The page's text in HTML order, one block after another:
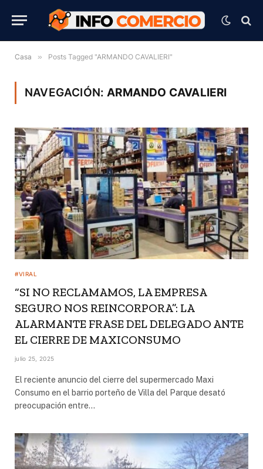
Casa » Posts Tagged "ARMANDO CAVALIERI"
NAVEGACIÓN:ARMANDO CAVALIERI
#VIRAL
“SI NO RECLAMAMOS, LA EMPRESA
SEGURO NOS REINCORPORA”: LA
ALARMANTE FRASE DEL DELEGADO ANTE
EL CIERRE DE MAXICONSUMO
julio 25, 2025
El reciente anuncio del cierre del supermercado Maxi
Consumo en el barrio porteño de Villa del Parque desató
preocupación entre…